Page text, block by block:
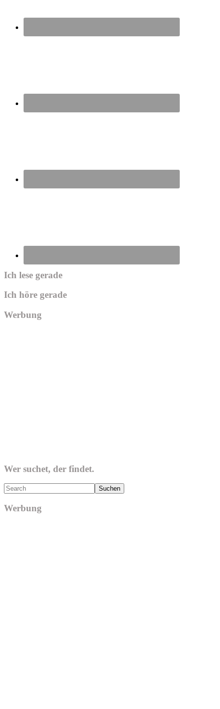
Ich lese gerade
Ich höre gerade
Werbung
Wer suchet, der findet.
Search
Werbung